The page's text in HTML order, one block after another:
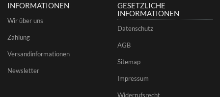
INFORMATIONEN
Wir über uns
Zahlung
Versandinformationen
Newsletter
GESETZLICHE
INFORMATIONEN
Datenschutz
AGB
Sitemap
Impressum
Widerrufsrecht